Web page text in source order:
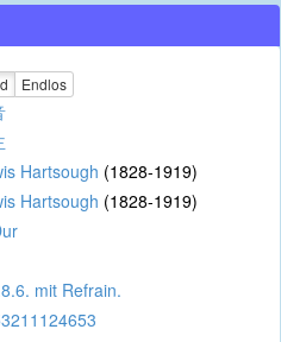
Endlos
Hartsough (1828-1919)
Hartsough (1828-1919)
mit Refrain.